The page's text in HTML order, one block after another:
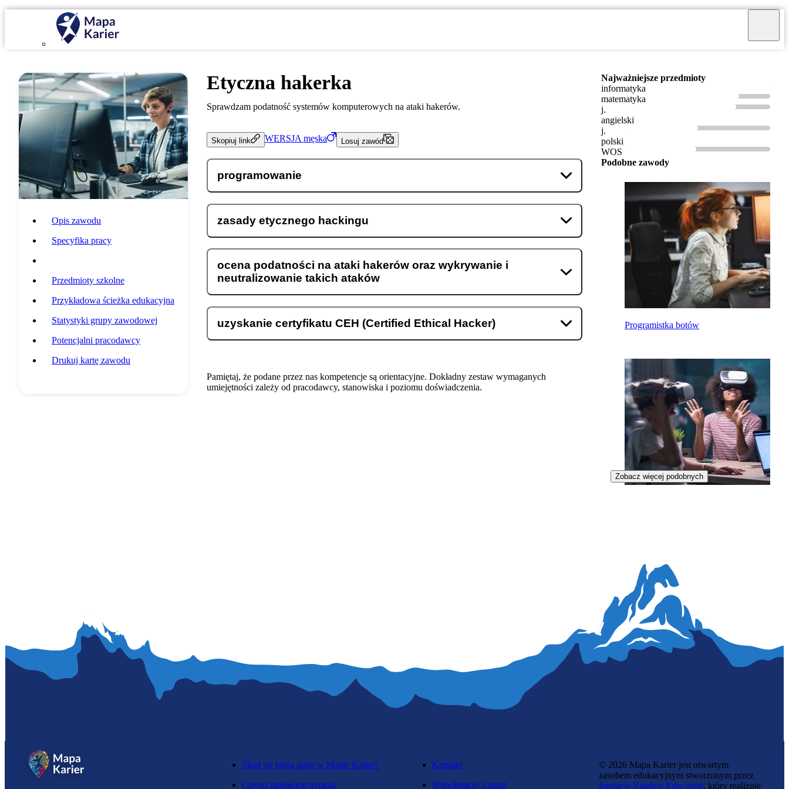
Opis zawodu
Specyfika pracy
Przedmioty szkolne
Przykładowa ścieżka edukacyjna
Statystyki grupy zawodowej
Potencjalni pracodawcy
Drukuj kartę zawodu
Etyczna hakerka
Sprawdzam podatność systemów komputerowych na ataki hakerów.
Skopiuj link WERSJA męska Losuj zawód
programowanie
zasady etycznego hackingu
ocena podatności na ataki hakerów oraz wykrywanie i
neutralizowanie takich ataków
uzyskanie certyfikatu CEH (Certified Ethical Hacker)
Pamiętaj, że podane przez nas kompetencje są orientacyjne. Dokładny zestaw wymaganych
umiejętności zależy od pracodawcy, stanowiska i poziomu doświadczenia.
Najważniejsze przedmioty
informatyka
matematyka
j.
angielski
j.
polski
WOS
Podobne zawody
Programistka botów
Zobacz więcej podobnych
Skąd się biorą dane w Mapie Karier?
Często zadawane pytania
Kontakt
Współpracuj z nami
© 2026 Mapa Karier jest otwartym
zasobem edukacyjnym stworzonym przez
fundację Katalyst Education, który realizuje